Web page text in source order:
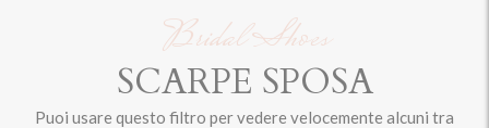
Bridal Shoes
SCARPE SPOSA
Puoi usare questo filtro per vedere velocemente alcuni tra